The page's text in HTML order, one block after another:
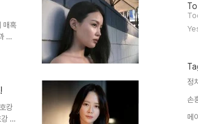
장
. 박
매혹
긴
, 이
받
캉
하
방
문
자
수
정치,
손
메